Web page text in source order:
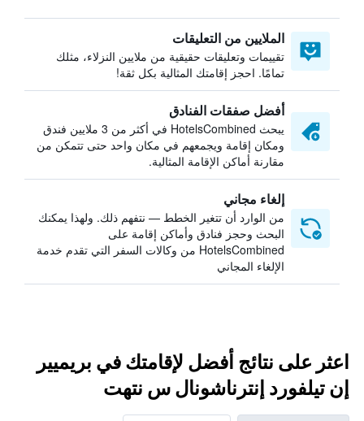
الملايين من التعليقات
تقييمات وتعليقات حقيقية من ملايين النزلاء، مثلك
تمامًا. احجز إقامتك المثالية بكل ثقة!
أفضل صفقات الفنادق
يبحث HotelsCombined في أكثر من 3 ملايين فندق
ومكان إقامة ويجمعهم في مكان واحد حتى تتمكن من
مقارنة أماكن الإقامة المثالية.
إلغاء مجاني
من الوارد أن تتغير الخطط — نتفهم ذلك. ولهذا يمكنك
البحث وحجز فنادق وأماكن إقامة على
HotelsCombined من وكالات السفر التي تقدم خدمة
الإلغاء المجاني
اعثر على نتائج أفضل لإقامتك في بريميير
إن تيلفورد إنترناشونال س نتهت